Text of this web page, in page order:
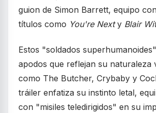
guion de Simon Barrett, equipo
títulos como You're Nexty Blair
Estos "soldados
apodos que reflejan su naturaleza
como The Butcher, Crybaby y
tráiler enfatiza su instinto letal,
con "misiles teledirigidos" en su